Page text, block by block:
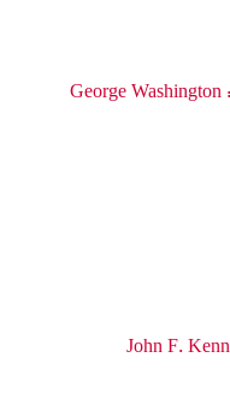
George Washington
John F.